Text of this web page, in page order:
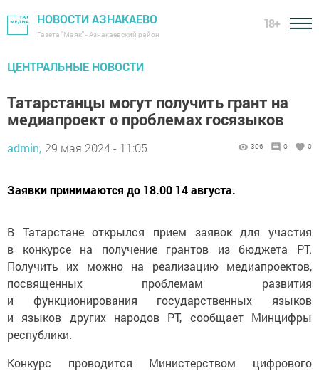
НОВОСТИ АЗНАКАЕВО
Газета "Маяк" - Азнакаевский район
18+
ЦЕНТРАЛЬНЫЕ НОВОСТИ
Татарстанцы могут получить грант на
медиапроект о проблемах госязыков
admin, 29 мая 2024 - 11:05 306 0 0
Заявки принимаются до 18.00 14 августа.
В Татарстане открылся прием заявок для участия
в конкурсе на получение грантов из бюджета РТ.
Получить их можно на реализацию медиапроектов,
посвященных проблемам развития
и функционирования государственных языков
и языков других народов РТ, сообщает Минцифры
республики.
Конкурс проводится Министерством цифрового